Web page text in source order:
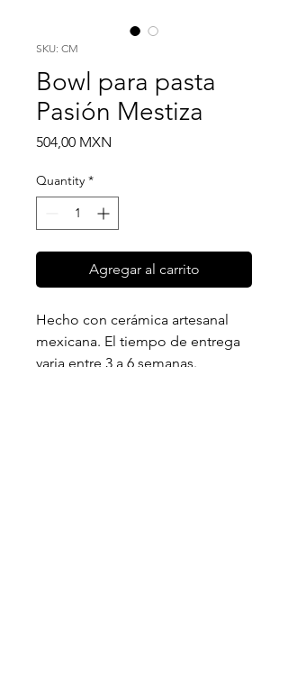
SKU: CM
Bowl para pasta
Pasión Mestiza
504,00 MXN
Quantity *
Agregar al carrito
Hecho con cerámica artesanal
mexicana. El tiempo de entrega
varia entre 3 a 6 semanas.